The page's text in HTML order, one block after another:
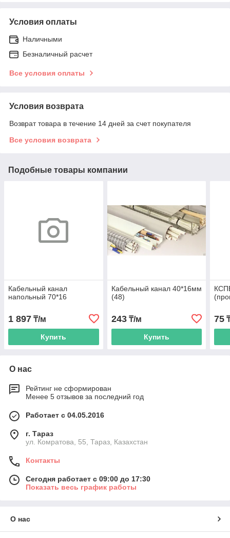
Условия оплаты
Наличными
Безналичный расчет
Все условия оплаты
Условия возврата
Возврат товара в течение 14 дней за счет покупателя
Все условия возврата
Подобные товары компании
Кабельный канал
напольный 70*16
1 897 ₸/м
Купить
Кабельный канал 40*16мм
(48)
243₸/м
Купить
75
О нас
Рейтинг не сформирован
Менее 5 отзывов за последний год
Работает с 04.05.2016
г. Тараз
ул. Комратова, 55, Тараз, Казахстан
Контакты
Сегодня работает с 09:00 до 17:30
Показать весь график работы
О нас